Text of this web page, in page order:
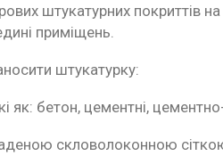
штукатурних покриттів
приміщень.
штукатурку:
як: бетон, цементні,
скловолоконною